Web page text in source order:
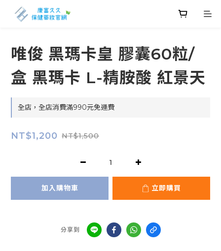
唯俊 黑瑪卡皇 膠囊60粒/
盒 黑瑪卡 L-精胺酸 紅景天
全店，全店消費滿990元免運費
NT$1,200 NT$1,500
加入購物車 立即購買
分享到